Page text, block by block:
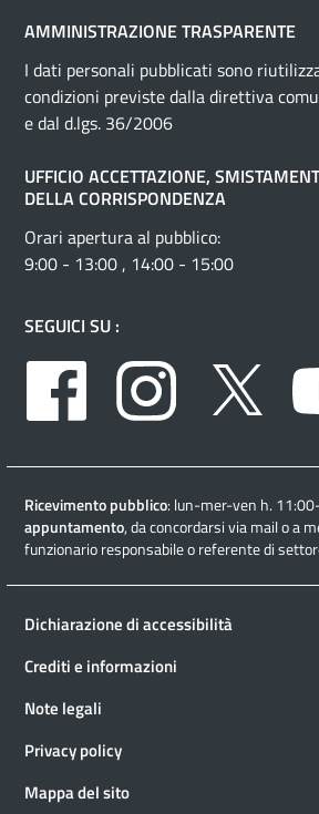
AMMINISTRAZIONE TRASPARENTE
I dati personali pubblicati sono
condizioni previste dalla direttiva
e dal d.lgs. 36/2006
UFFICIO ACCETTAZIONE,
DELLA CORRISPONDENZA
Orari apertura al pubblico:
9:00 - 13:00 , 14:00 - 15:00
SEGUICI SU :
Facebook
Instagram
Ricevimento pubblico: lun-mer-ven h.
appuntamento, da concordarsi via mail o a
funzionario responsabile o referente di
Dichiarazione di accessibilità
Crediti e informazioni
Note legali
Privacy policy
Mappa del sito